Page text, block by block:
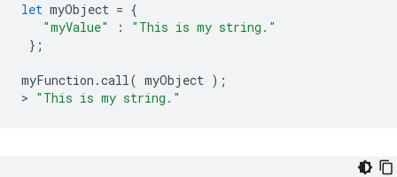
let myObject = {
"myValue"
:
"This is my string."
};
myFunction .call( myObject );
> "This is my string."